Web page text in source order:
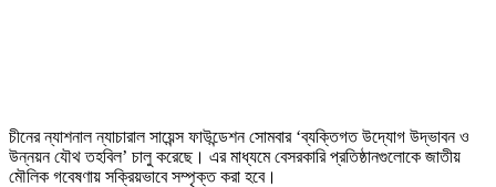
চীনের ন্যাশনাল ন্যাচারাল সায়েন্স ফাউন্ডেশন সোমবার ‘ব্যক্তিগত উদ্যোগ উদ্ভাবন ও
উন্নয়ন যৌথ তহবিল’ চালু করেছে। এর মাধ্যমে বেসরকারি প্রতিষ্ঠানগুলোকে জাতীয়
মৌলিক গবেষণায় সক্রিয়ভাবে সম্পৃক্ত করা হবে।